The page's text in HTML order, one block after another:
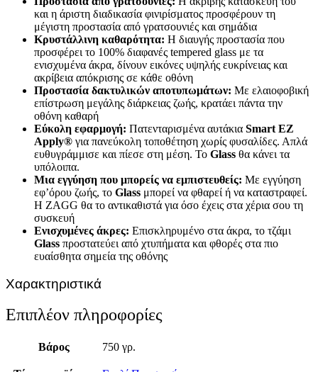
και η άριστη διαδικασία φινιρίσματος προσφέρουν τη
μέγιστη προστασία από γρατσουνιές και σημάδια
Κρυστάλλινη καθαρότητα: Η διαυγής προστασία που
προσφέρει το 100% διαφανές tempered glass με τα
ενισχυμένα άκρα, δίνουν εικόνες υψηλής ευκρίνειας και
ακρίβεια απόκρισης σε κάθε οθόνη
Προστασία δακτυλικών αποτυπωμάτων: Με ελαιοφοβική
επίστρωση μεγάλης διάρκειας ζωής, κρατάει πάντα την
οθόνη καθαρή
Εύκολη εφαρμογή: Πατενταρισμένα αυτάκια Smart EZ
Apply® για πανεύκολη τοποθέτηση χωρίς φυσαλίδες. Απλά
ευθυγράμμισε και πίεσε στη μέση. Το Glass θα κάνει τα
υπόλοιπα.
Μια εγγύηση που μπορείς να εμπιστευθείς: Με εγγύηση
εφ’όρου ζωής, το Glass μπορεί να φθαρεί ή να καταστραφεί.
Η ZAGG θα το αντικαθιστά για όσο έχεις στα χέρια σου τη
συσκευή
Ενισχυμένες άκρες: Επισκληρυμένο στα άκρα, το τζάμι
Glass προστατεύει από χτυπήματα και φθορές στα πιο
ευαίσθητα σημεία της οθόνης
Χαρακτηριστικά
Επιπλέον πληροφορίες
Βάρος 750 γρ.